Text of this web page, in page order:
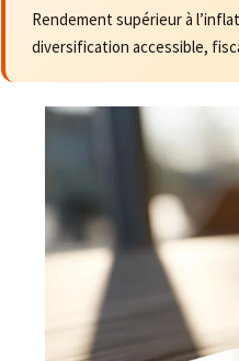
Rendement supérieur à
diversification accessible,